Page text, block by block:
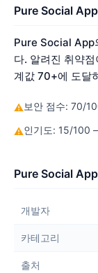
Pure Social
Pure Social App
다. 알려진 취약
계값 70+에 도달
⚠보안 점수: 70/
⚠인기도: 15/100
Pure Social
개발자
카테고리
출처